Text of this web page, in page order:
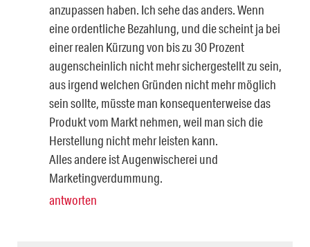
anzupassen haben. Ich sehe das anders. Wenn
eine ordentliche Bezahlung, und die scheint ja bei
einer realen Kürzung von bis zu 30 Prozent
augenscheinlich nicht mehr sichergestellt zu sein,
aus irgend welchen Gründen nicht mehr möglich
sein sollte, müsste man konsequenterweise das
Produkt vom Markt nehmen, weil man sich die
Herstellung nicht mehr leisten kann.
Alles andere ist Augenwischerei und
Marketingverdummung.
antworten